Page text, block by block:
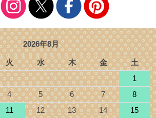
2026年8月
火 水 木 金
土
1
4 5 6 7
8
11 12 13 14
15